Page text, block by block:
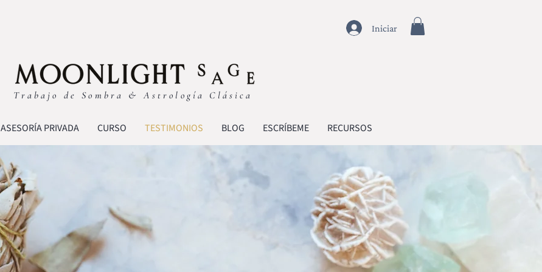
Iniciar
Trabajo de Sombra & Astrología Clásica
ASESORÍA PRIVADA CURSO TESTIMONIOS BLOG ESCRÍBEME RECURSOS